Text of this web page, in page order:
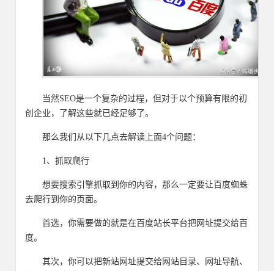
当然SEO是一个复杂的过程，但对于以个预算有限的初
创企业，了解这些就已经足够了。
那么我们从以下几点去解读上面4个问题：
1、抓取爬行
想要搜索引擎抓取到你的内容，那么一定要让百度蜘蛛
去爬行到你的页面。
首选，你需要做的就是在百度站长平台把网址提交给百
度。
其次，你可以把新站网址提交给网站目录、网址导航、